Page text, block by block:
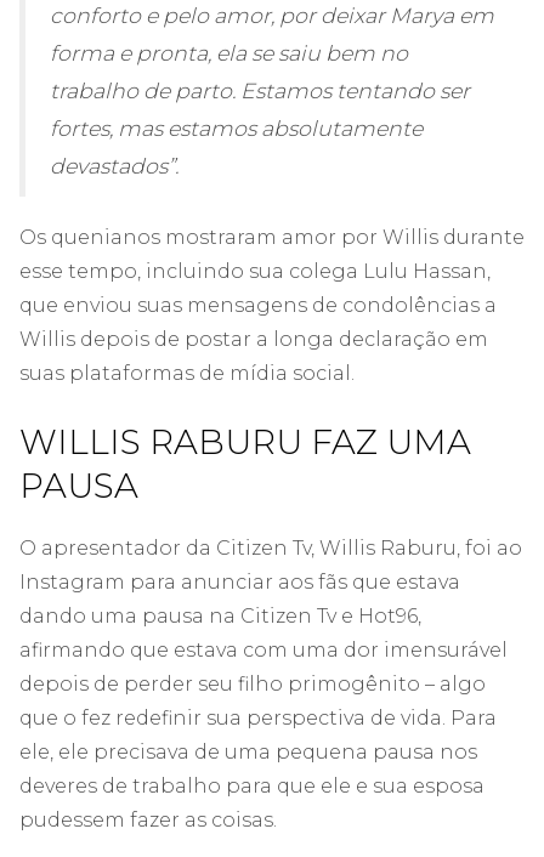
conforto e pelo amor, por deixar Marya em
forma e pronta, ela se saiu bem no
trabalho de parto. Estamos tentando ser
fortes, mas estamos absolutamente
devastados”.
Os quenianos mostraram amor por Willis durante
esse tempo, incluindo sua colega Lulu Hassan,
que enviou suas mensagens de condolências a
Willis depois de postar a longa declaração em
suas plataformas de mídia social.
WILLIS RABURU FAZ UMA
PAUSA
O apresentador da Citizen Tv, Willis Raburu, foi ao
Instagram para anunciar aos fãs que estava
dando uma pausa na Citizen Tv e Hot96,
afirmando que estava com uma dor imensurável
depois de perder seu filho primogênito – algo
que o fez redefinir sua perspectiva de vida. Para
ele, ele precisava de uma pequena pausa nos
deveres de trabalho para que ele e sua esposa
pudessem fazer as coisas.